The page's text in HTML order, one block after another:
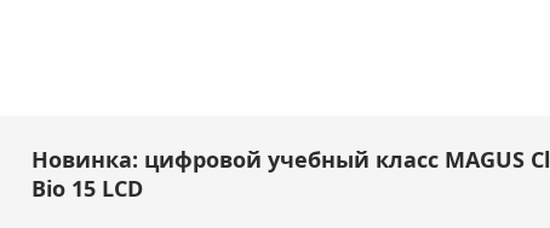
Новинка: цифровой учебный класс MAGUS
Bio 15 LCD